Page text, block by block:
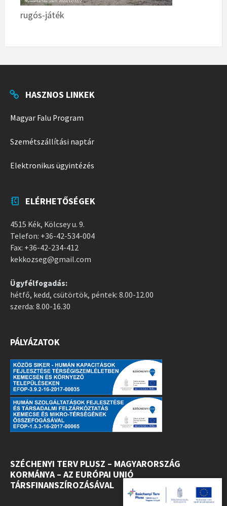
rugós-játék
HASZNOS LINKEK
Magyar Falu Program
Szemétszállítási naptár
Elektronikus ügyintézés
ELÉRHETŐSÉGEK
4515 Kék, Kölcsey u. 9.
Telefon: +36-42-534-004
Fax: +36-42-234-412
kekkozseg@gmail.com
Ügyfélfogadás:
hétfő, kedd, csütörtök, péntek: 8.00-12.00
szerda: 8.00-16.30
PÁLYÁZATOK
SZÉCHENYI TERV PLUSZ – MAGYARORSZÁG
KORMÁNYA – AZ EURÓPAI UNIÓ
TÁRSFINANSZÍROZÁSÁVAL